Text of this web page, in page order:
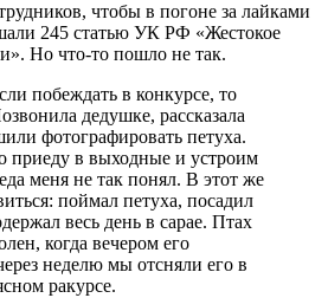
чтобы в погоне за лайками
245 статью УК РФ «Жестокое
Но что-то пошло не так.
побеждать в конкурсе, то
дедушке, рассказала
фотографировать петуха.
приеду в выходные и устроим
меня не так понял. В этот же
поймал петуха, посадил
весь день в сарае. Птах
когда вечером его
неделю мы отсняли его в
ракурсе.